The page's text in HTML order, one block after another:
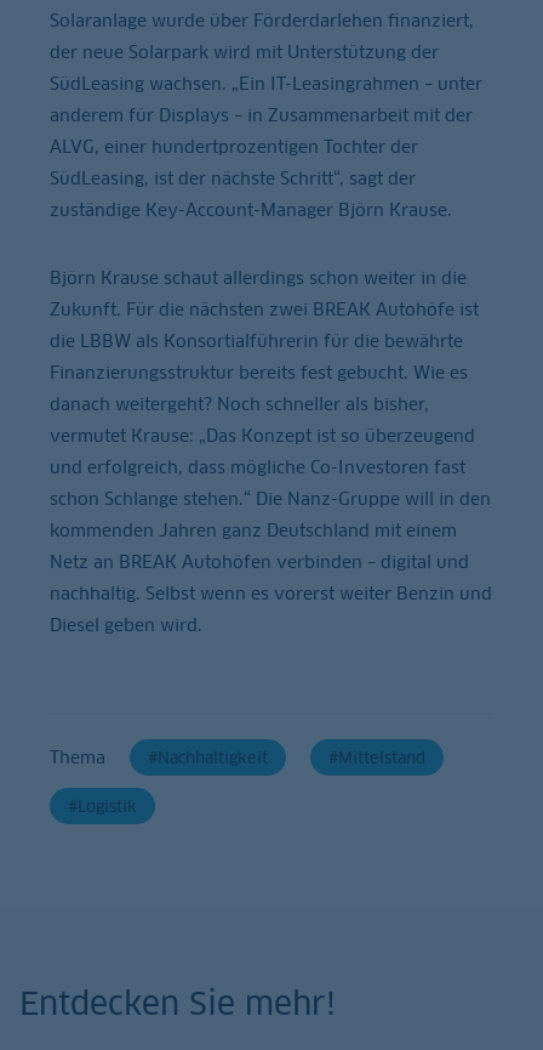
Solaranlage wurde über Förderdarlehen finanziert,
der neue Solarpark wird mit Unterstützung der
SüdLeasing wachsen. „Ein IT-Leasingrahmen – unter
anderem für Displays – in Zusammenarbeit mit der
ALVG, einer hundertprozentigen Tochter der
SüdLeasing, ist der nächste Schritt“, sagt der
zuständige Key-Account-Manager Björn Krause.
Björn Krause schaut allerdings schon weiter in die
Zukunft. Für die nächsten zwei BREAK Autohöfe ist
die LBBW als Konsortialführerin für die bewährte
Finanzierungsstruktur bereits fest gebucht. Wie es
danach weitergeht? Noch schneller als bisher,
vermutet Krause: „Das Konzept ist so überzeugend
und erfolgreich, dass mögliche Co-Investoren fast
schon Schlange stehen.“ Die Nanz-Gruppe will in den
kommenden Jahren ganz Deutschland mit einem
Netz an BREAK Autohöfen verbinden – digital und
nachhaltig. Selbst wenn es vorerst weiter Benzin und
Diesel geben wird.
Thema Nachhaltigkeit Mittelstand
Logistik
Entdecken Sie mehr!